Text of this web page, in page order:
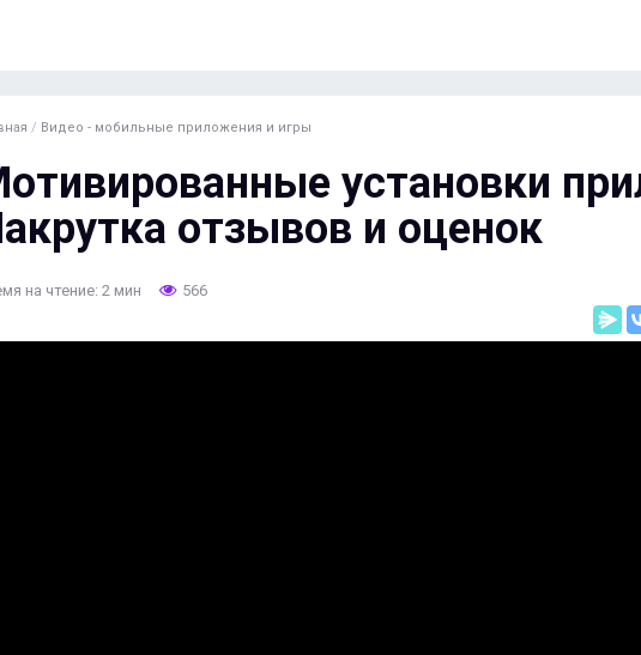
/ Видео - мобильные приложения и игры
установки
отзывов и оценок
на чтение: 2 мин 566